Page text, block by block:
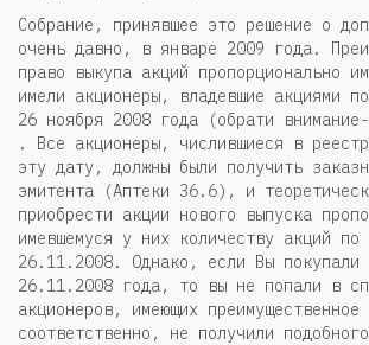
Собрание, принявшее это решение о
очень давно, в январе 2009 года.
право выкупа акций пропорционально
имели акционеры, владевшие акциями
26 ноября 2008 года (обрати
. Все акционеры, числившиеся в
эту дату, должны были получить
эмитента (Аптеки 36.6), и
приобрести акции нового выпуска
имевшемуся у них количеству акций по
26.11.2008. Однако, если Вы покупали
26.11.2008 года, то вы не попали в
акционеров, имеющих
соответственно, не получили